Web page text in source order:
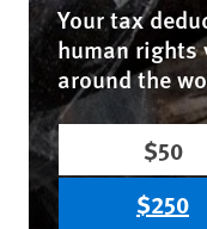
Your tax
human
around the
$50
$250